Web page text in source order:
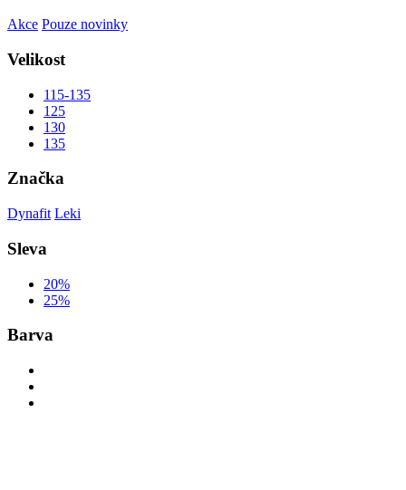
Akce Pouze novinky
Velikost
115-135
125
130
135
Značka
Dynafit Leki
Sleva
20%
25%
Barva